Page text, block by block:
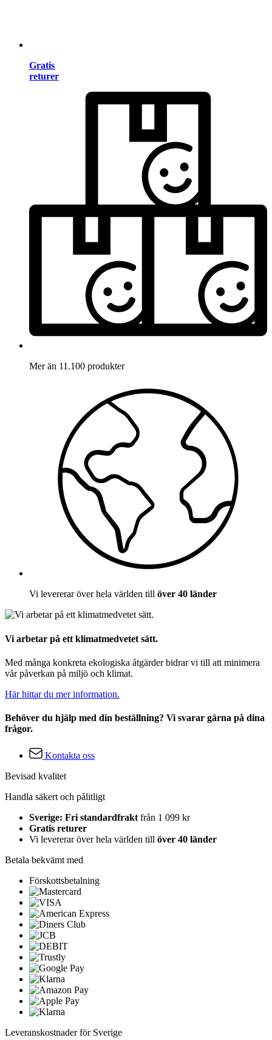
Gratis
returer
Mer än 11.100 produkter
Vi levererar över hela världen till över 40 länder
Vi arbetar på ett klimatmedvetet sätt.
Med många konkreta ekologiska åtgärder bidrar vi till att minimera
vår påverkan på miljö och klimat.
Här hittar du mer information.
Behöver du hjälp med din beställning? Vi svarar gärna på dina
frågor.
Kontakta oss
Bevisad kvalitet
Handla säkert och pålitligt
Sverige: Fri standardfrakt från 1 099 kr
Gratis returer
Vi levererar över hela världen till över 40 länder
Betala bekvämt med
Förskottsbetalning
Leveranskostnader för Sverige